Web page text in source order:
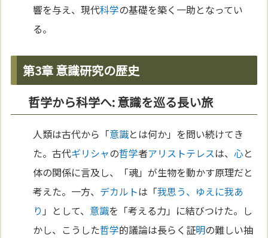
響を与え、現代科学の基礎を築く一助となってい
る。
第3章 意識研究の歴史
哲学から科学へ: 意識を巡る長い旅
人類は古代から「意識とは何か」を問い続けてき
た。古代ギリシャの哲学者アリストテレスは、心と
体の関係に言及し、「魂」が生物を動かす原理だと
考えた。一方、 デカルトは「我思う、ゆえに我あ
り 」として、 意識を「考える力」に結びつけた。し
かし、こうした哲学的議論は長らく証明の難しい抽